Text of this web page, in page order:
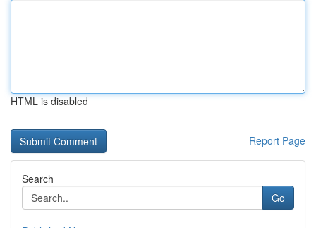
HTML is disabled
Report Page
Search
Go